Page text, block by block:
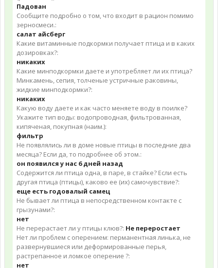
Падован
Сообщите подробно о том, что входит в рацион помимо
зерносмеси.:
салат айсберг
Какие витаминные подкормки получает птица и в каких
дозировках?:
никаких
Какие минподкормки даете и употребляет ли их птица?
Минкамень, сепия, толченые устричные раковины,
жидкие минподкормки?:
никаких
Какую воду даете и как часто меняете воду в поилке?
Укажите тип воды: водопроводная, фильтрованная,
кипяченая, покупная (наим.):
фильтр
Не появлялись ли в доме новые птицы в последние два
месяца? Если да, то подробнее об этом.:
он появился у нас 6 дней назад
Содержится ли птица одна, в паре, в стайке? Если есть
другая птица (птицы), каково ее (их) самочувствие?:
еще есть годовалый самец
Не бывает ли птица в непосредственном контакте с
грызунами?:
нет
Не перерастает ли у птицы клюв?: Не переростает
Нет ли проблем с оперением: перманентная линька, не
развернувшиеся или деформированные перья,
растрепанное и ломкое оперение ?:
нет